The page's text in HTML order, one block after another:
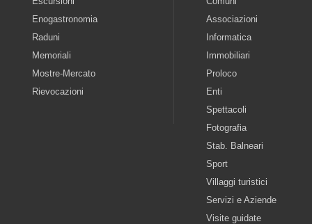
Enogastronomia
Raduni
Memoriali
Mostre-Mercato
Rievocazioni
Associazioni
Informatica
Immobiliari
Proloco
Enti
Spettacoli
Fotografia
Stab. Balneari
Sport
Villaggi turistici
Servizi e Aziende
Visite guidate